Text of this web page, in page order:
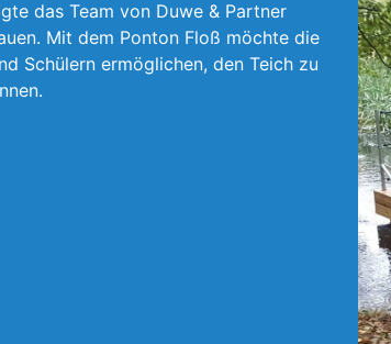
das Team von Duwe & Partner
Mit dem Ponton Floß möchte die
Schülern ermöglichen, den Teich zu